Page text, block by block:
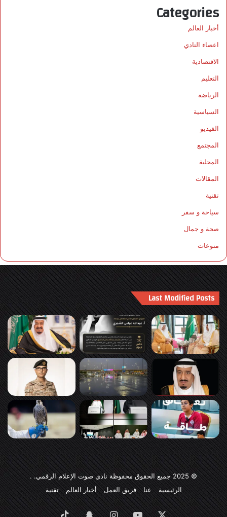
Categories
أخبار العالم
اعضاء النادي
الاقتصادية
التعليم
الرياضة
السياسية
الفيديو
المجتمع
المحلية
المقالات
تقنية
سياحة و سفر
صحة و جمال
منوعات
Last Modified Posts
© 2025 جميع الحقوق محفوظة نادي صوت الإعلام الرقمي. .
الرئيسية
عنا فريق العمل أخبار العالم تقنية
‫X
‫YouTubeانستقرامسناب ‫TikTok